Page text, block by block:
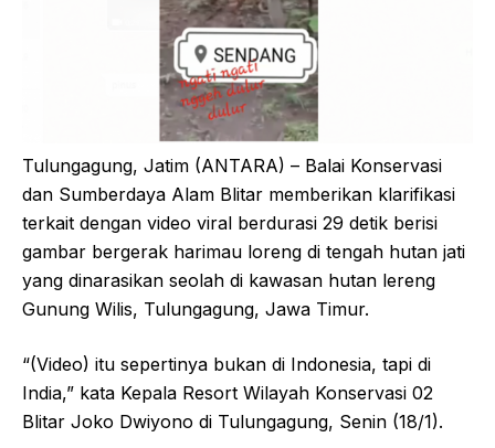
Tulungagung, Jatim (ANTARA) – Balai Konservasi
dan Sumberdaya Alam Blitar memberikan klarifikasi
terkait dengan video viral berdurasi 29 detik berisi
gambar bergerak harimau loreng di tengah hutan jati
yang dinarasikan seolah di kawasan hutan lereng
Gunung Wilis, Tulungagung, Jawa Timur.
“(Video) itu sepertinya bukan di Indonesia, tapi di
India,” kata Kepala Resort Wilayah Konservasi 02
Blitar Joko Dwiyono di Tulungagung, Senin (18/1).